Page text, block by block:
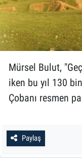
Mürsel Bulut,
iken bu yıl 130
Çobanı resmen
Paylaş